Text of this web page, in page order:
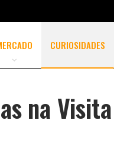
CURIOSIDADES
na Visita